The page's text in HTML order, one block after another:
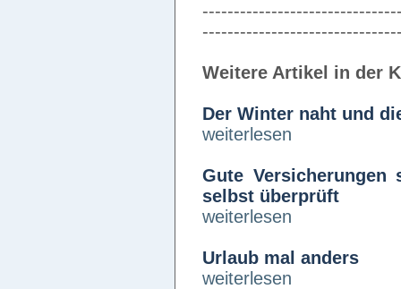
Weitere Artikel in der
Der Winter naht und
weiterlesen
Gute
selbst überprüft
weiterlesen
Urlaub mal anders
weiterlesen